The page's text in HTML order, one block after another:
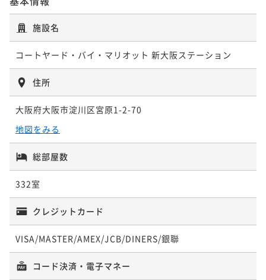
施設名
コートヤード・バイ・マリオット 新大阪ステーション
住所
大阪府大阪市淀川区宮原1-2-70
地図をみる
総部屋数
332室
クレジットカード
VISA/MASTER/AMEX/JCB/DINERS/銀聯
コード決済・電子マネー